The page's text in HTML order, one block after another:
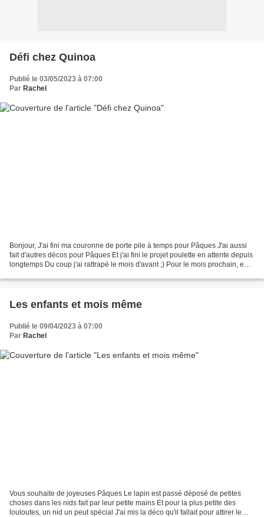
Défi chez Quinoa
Publié le 03/05/2023 à 07:00
Par Rachel
Bonjour, J'ai fini ma couronne de porte pile à temps pour Pâques J'ai aussi
fait d'autres décos pour Pâques Et j'ai fini le projet poulette en attente depuis
longtemps Du coup j'ai rattrapé le mois d'avant ;) Pour le mois prochain, en
Les enfants et mois même
Publié le 09/04/2023 à 07:00
Par Rachel
Vous souhaite de joyeuses Pâques Le lapin est passé déposé de petites
choses dans les nids fait par leur petite mains Et pour la plus petite des
louloutes, un nid un peut spécial J'ai mis la déco qu'il fallait pour attirer le